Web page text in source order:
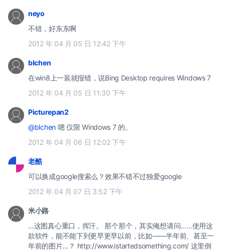
neyo
不错，好东东啊
2012 年 04 月 05 日 12:42 下午
blchen
在win8上一装就报错，说Bing Desktop requires Windows 7
2012 年 04 月 05 日 11:30 下午
Picturepan2
@blchen嗯 仅限 Windows 7 的。
2012 年 04 月 06 日 12:02 下午
老酷
可以换成google搜索么？效果不错不过独爱google
2012 年 04 月 07 日 3:52 下午
米小路
…这图真心重口，挥汗。 那个那个，其实俺想请问……使用这
款软件，能不能下到更早更早以前，比如——半年前、甚至一
年前的图片…？ http://www.istartedsomething.com/ 这里倒